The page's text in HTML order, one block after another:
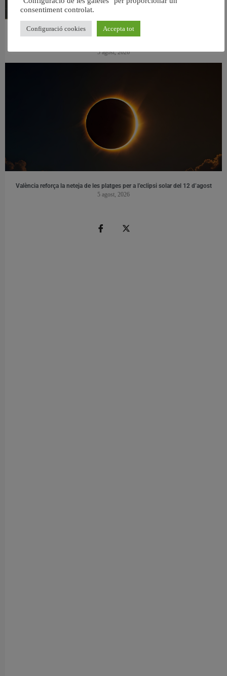
València reforma l’Escola Infantil Pardalets i instal·larà aire condicionat a totes
5 agost, 2026
València reforça la neteja de les platges per a l’eclipsi solar del 12 d’agost
5 agost, 2026
consentiment controlat.
Configuració cookies Accepta tot